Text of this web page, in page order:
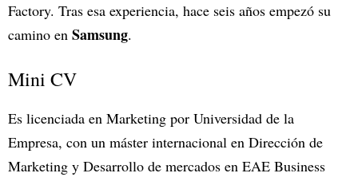
Factory. Tras esa experiencia, hace seis años empezó su
camino en Samsung.
Mini CV
Es licenciada en Marketing por Universidad de la
Empresa, con un máster internacional en Dirección de
Marketing y Desarrollo de mercados en EAE Business